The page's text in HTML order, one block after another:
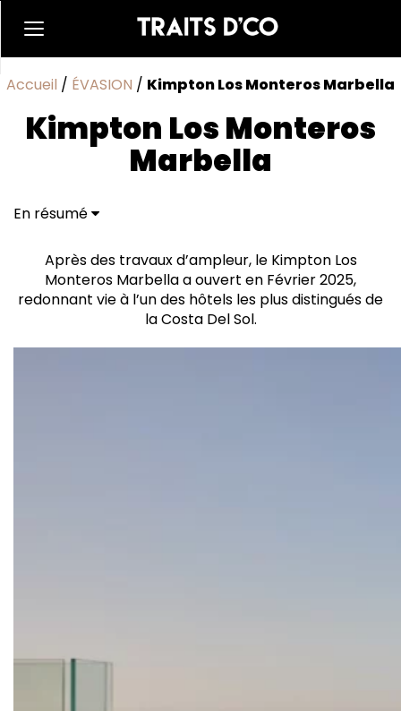
Accueil / ÉVASION / Kimpton Los Monteros Marbella
Kimpton Los Monteros
Marbella
En résumé
Après des travaux d’ampleur, le Kimpton Los
Monteros Marbella a ouvert en Février 2025,
redonnant vie à l’un des hôtels les plus distingués de
la Costa Del Sol.